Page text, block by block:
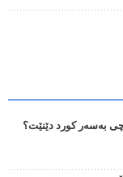
بەسەر کورد دێنێت؟